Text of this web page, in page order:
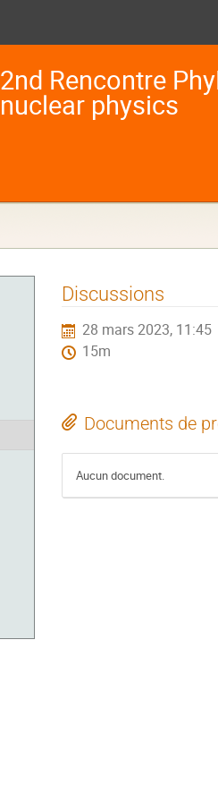
2nd Rencontre
nuclear physics
Discussions
28 mars 2023, 11:45
15m
Documents de
Aucun document.